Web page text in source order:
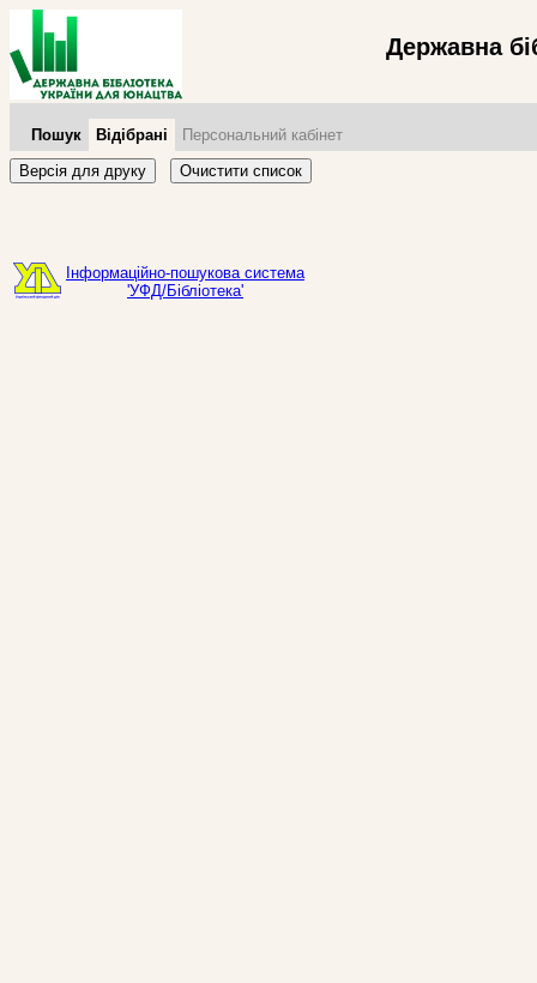
Державна
Пошук Відібрані
Персональний кабінет
Версія для друку
Очистити список
Інформаційно-пошукова система
'УФД/Бібліотека'